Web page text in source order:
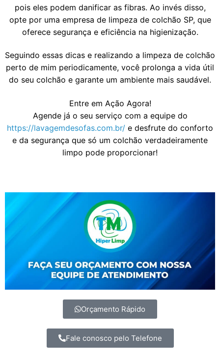
pois eles podem danificar as fibras. Ao invés disso,
opte por uma empresa de limpeza de colchão SP, que
oferece segurança e eficiência na higienização.
Seguindo essas dicas e realizando a limpeza de colchão
perto de mim periodicamente, você prolonga a vida útil
do seu colchão e garante um ambiente mais saudável.
Entre em Ação Agora!
Agende já o seu serviço com a equipe do
https://lavagemdesofas.com.br/ e desfrute do conforto
e da segurança que só um colchão verdadeiramente
limpo pode proporcionar!
Orçamento Rápido
Fale conosco pelo Telefone